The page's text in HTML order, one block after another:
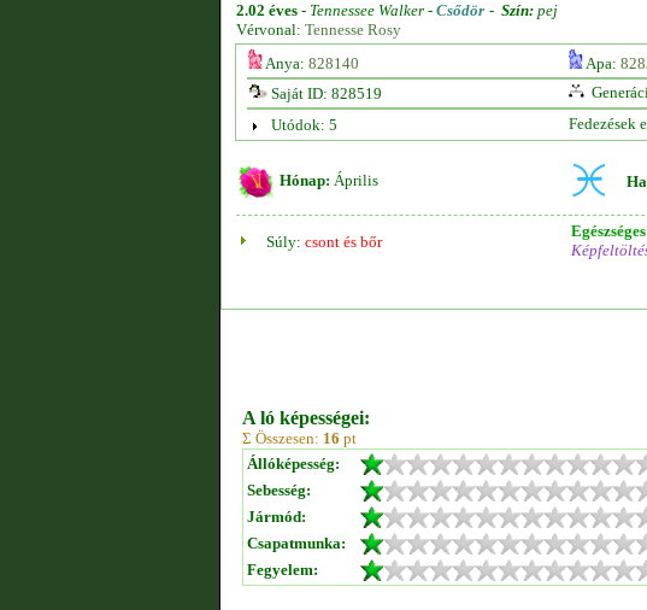
2.02 éves - Tennessee Walker - Csődör - Szín: pej
Vérvonal: Tennesse Rosy
Anya: 828140 Apa:
Saját ID: 828519
Utódok: 5
Fedezések
Hónap: Április
Súly: csont és bőr
A ló képességei:
Σ Összesen: 16 pt
Állóképesség:
Sebesség:
Jármód:
Csapatmunka:
Fegyelem: